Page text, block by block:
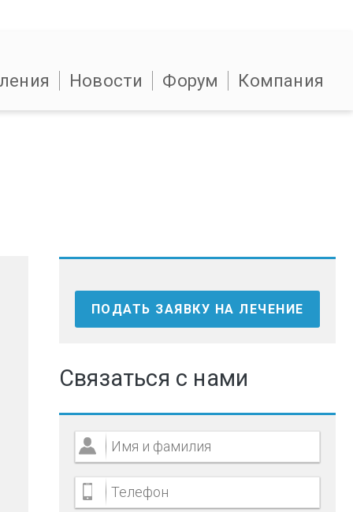
Новости Форум Компания
ПОДАТЬ ЗАЯВКУ НА ЛЕЧЕНИЕ
Связаться с нами